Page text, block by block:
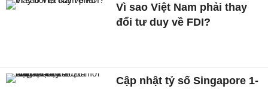
Vì sao Việt Nam phải thay
đổi tư duy về FDI?
Cập nhật tỷ số Singapore 1-